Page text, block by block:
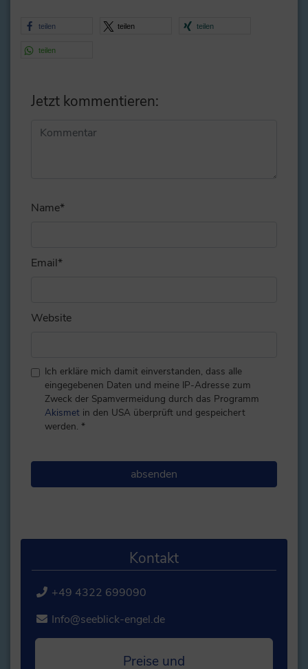
teilen teilen teilen
teilen
Jetzt kommentieren:
Name*
Email*
Website
Ich erkläre mich damit einverstanden, dass alle
eingegebenen Daten und meine IP-Adresse zum
Zweck der Spamvermeidung durch das Programm
Akismet in den USA überprüft und gespeichert
werden. *
Alternative:
Kontakt
+49 4322 699090
Info@seeblick-engel.de
Preise und